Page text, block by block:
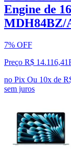
Engine de
MDH84BZ/
7% OFF
Preço R$ 14.116,41
no Pix Ou 10x de
sem juros